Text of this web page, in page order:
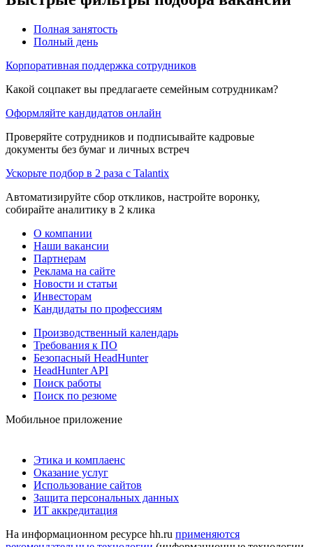
Полная занятость
Полный день
Корпоративная поддержка сотрудников
Какой соцпакет вы предлагаете семейным сотрудникам?
Оформляйте кандидатов онлайн
Проверяйте сотрудников и подписывайте кадровые
документы без бумаг и личных встреч
Ускорьте подбор в 2 раза с Talantix
Автоматизируйте сбор откликов, настройте воронку,
собирайте аналитику в 2 клика
О компании
Наши вакансии
Партнерам
Реклама на сайте
Новости и статьи
Инвесторам
Кандидаты по профессиям
Производственный календарь
Требования к ПО
Безопасный HeadHunter
HeadHunter API
Поиск работы
Поиск по резюме
Мобильное приложение
Этика и комплаенс
Оказание услуг
Использование сайтов
Защита персональных данных
ИТ аккредитация
На информационном ресурсе hh.ru применяются